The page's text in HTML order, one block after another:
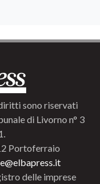
sono riservati
di Livorno n° 3
Portoferraio
delle imprese